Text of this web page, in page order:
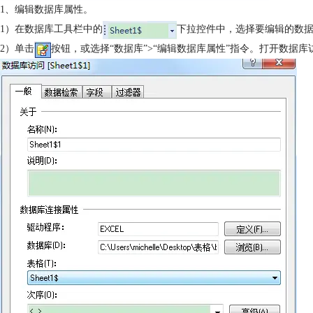
1、编辑数据库属性。
1）在数据库工具栏中的
下拉控件中，选择要编辑的数据
2）单击
按钮，或选择“数据库”>“编辑数据库属性”指令。打开数据库